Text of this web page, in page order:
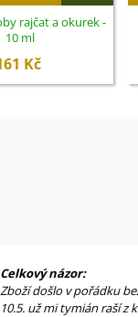
rajčat a okurek -
10 ml
Kč
Celkový názor:
Zboží došlo v pořádku
10.5. už mi tymián raší z